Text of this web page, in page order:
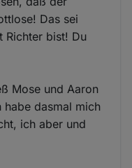
Das sei
Richter bist! Du
Mose und Aaron
habe dasmal mich
ich aber und